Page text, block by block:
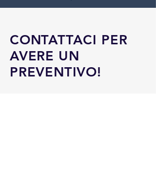
CONTATTACI PER
AVERE UN
PREVENTIVO!